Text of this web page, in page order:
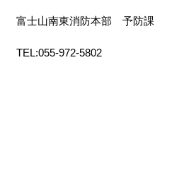
富士山南東消防本部 予防課
TEL:055-972-5802